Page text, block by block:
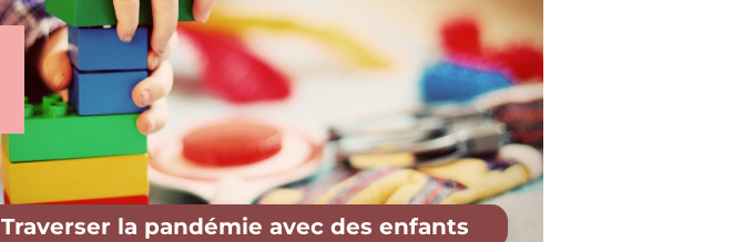
Traverser la pandémie avec des enfants